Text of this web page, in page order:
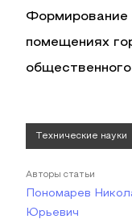
Формирование
помещениях
Технические науки
Авторы статьи
Пономарев
Юрьевич